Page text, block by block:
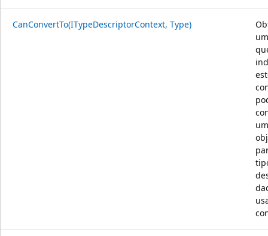
CanConvertTo(ITypeDescriptorContext, Type)
um